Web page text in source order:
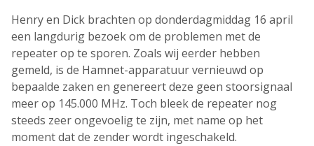
Henry en Dick brachten op donderdagmiddag 16 april
een langdurig bezoek om de problemen met de
repeater op te sporen. Zoals wij eerder hebben
gemeld, is de Hamnet-apparatuur vernieuwd op
bepaalde zaken en genereert deze geen stoorsignaal
meer op 145.000 MHz. Toch bleek de repeater nog
steeds zeer ongevoelig te zijn, met name op het
moment dat de zender wordt ingeschakeld.